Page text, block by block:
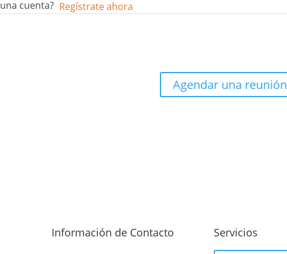
cuenta? Regístrate ahora
Agendar una reunión
Información de Contacto
Servicios